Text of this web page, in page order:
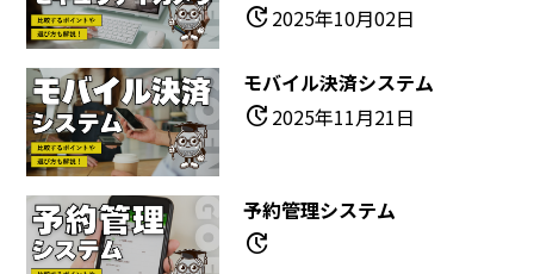
update2025年10月02日
モバイル決済システム
update2025年11月21日
予約管理システム
update